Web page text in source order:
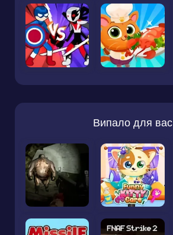
Випало для вас